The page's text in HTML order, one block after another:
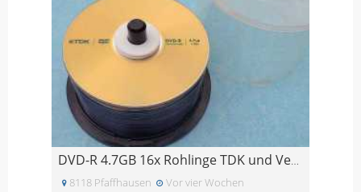
DVD-R 4.7GB 16x Rohlinge TDK und Verbatim - 46 Stü
8118 Pfaffhausen Vor vier Wochen